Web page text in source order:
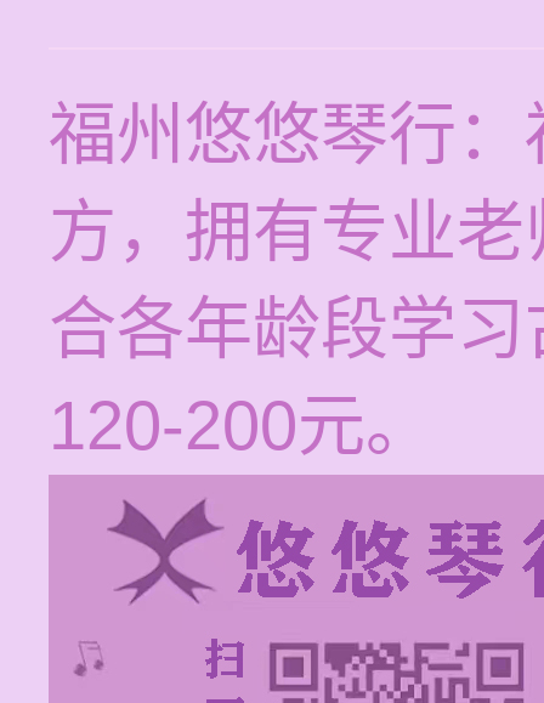
福州悠悠琴行
方，拥有专业
合各年龄段学
120-200元。